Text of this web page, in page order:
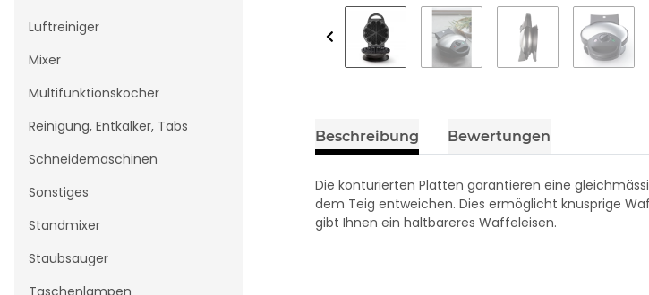
Beschreibung Bewertungen
Die konturierten Platten garantieren eine
dem Teig entweichen. Dies ermöglicht knusprige
gibt Ihnen ein haltbareres Waffeleisen.
Luftreiniger
Mixer
Multifunktionskocher
Reinigung, Entkalker, Tabs
Schneidemaschinen
Sonstiges
Standmixer
Staubsauger
Taschenlampen